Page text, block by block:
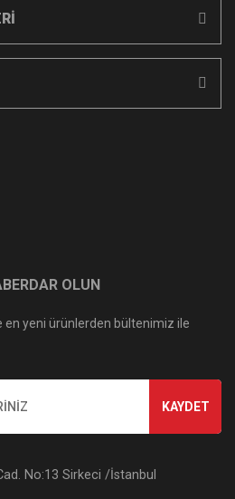
OLUN
en yeni ürünlerden bültenimiz ile
KAYDET
No:13 Sirkeci /İstanbul